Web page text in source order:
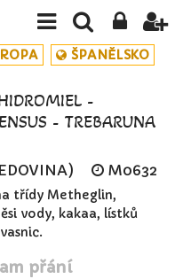
ŠPANĚLSKO
-
- TREBARUNA
M0632
třídy Metheglin,
vody, kakaa, lístků
přání